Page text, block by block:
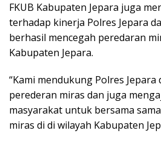
FKUB Kabupaten Jepara juga
terhadap kinerja Polres Jepara
berhasil mencegah peredaran
Kabupaten Jepara.
“Kami mendukung Polres Jepara
perederan miras dan juga
masyarakat untuk bersama
miras di di wilayah Kabupaten